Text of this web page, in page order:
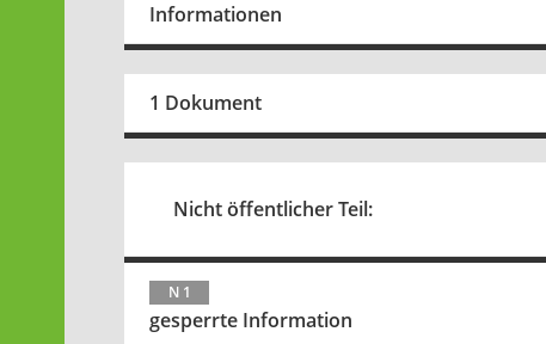
Informationen
1 Dokument
Nicht öffentlicher Teil:
N 1
gesperrte Information